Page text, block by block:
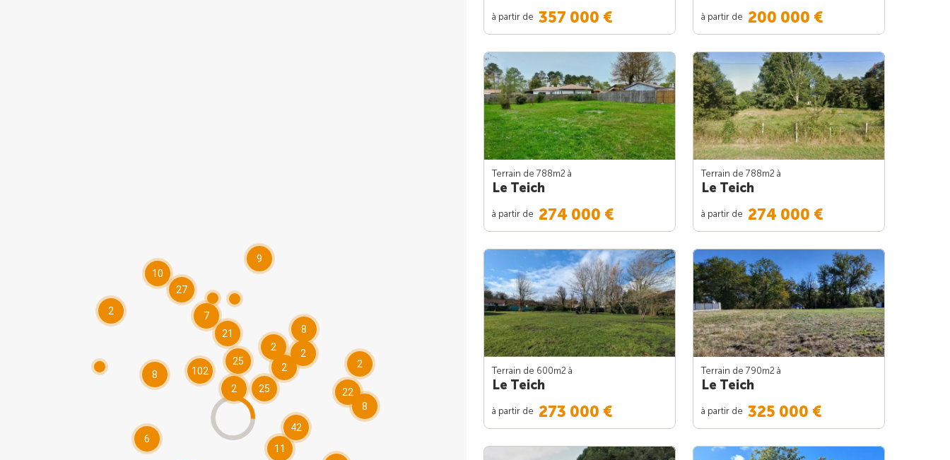
2
21
22
25
27
10
42
102
6
7
9
8
2
25
8
11
8
2
2
2
2
à partir de 357 000 € à partir de 200 000 €
Terrain de 788m2 à
Le Teich
à partir de 274 000 €
Terrain de 788m2 à
Le Teich
à partir de 274 000 €
Terrain de 600m2 à
Le Teich
à partir de 273 000 €
Terrain de 790m2 à
Le Teich
à partir de 325 000 €